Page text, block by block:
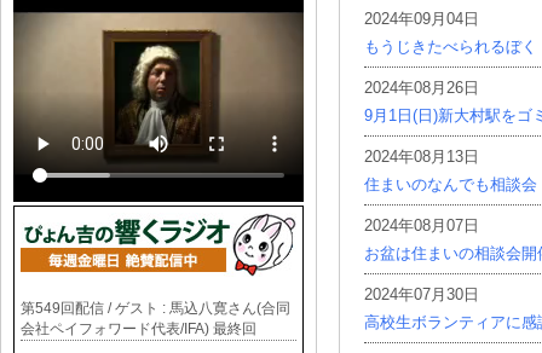
2024年09月04日
もうじきたべられるぼく
2024年08月26日
9月1日(日)新大村駅をゴ
2024年08月13日
住まいのなんでも相談会
2024年08月07日
お盆は住まいの相談会開
2024年07月30日
高校生ボランティアに感
第549回配信 / ゲスト : 馬込八寛さん(合同
会社ペイフォワード代表/IFA) 最終回